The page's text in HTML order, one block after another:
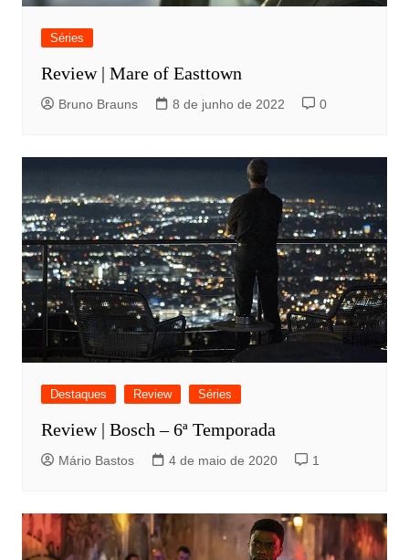
Séries
Review | Mare of Easttown
Bruno Brauns 8 de junho de 2022 0
Destaques Review Séries
Review | Bosch – 6ª Temporada
Mário Bastos 4 de maio de 2020 1